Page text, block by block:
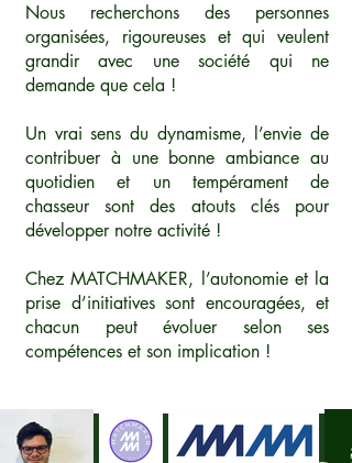
Nous recherchons des personnes
organisées, rigoureuses et qui veulent
grandir avec une société qui ne
demande que cela !
Un vrai sens du dynamisme, l’envie de
contribuer à une bonne ambiance au
quotidien et un tempérament de
chasseur sont des atouts clés pour
développer notre activité !
Chez MATCHMAKER, l’autonomie et la
prise d’initiatives sont encouragées, et
chacun peut évoluer selon ses
compétences et son implication !